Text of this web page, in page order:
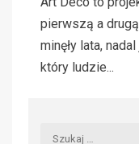
pierwszą a
minęły lata,
który ludzie...